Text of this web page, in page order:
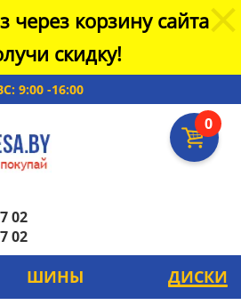
через корзину сайта
скидку!
9:00 -16:00
0
02
02
ШИНЫ ДИСКИ